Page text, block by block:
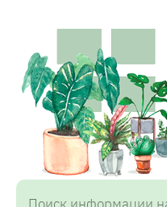
Домашняя
оранжерея